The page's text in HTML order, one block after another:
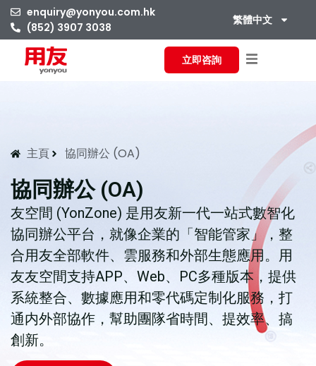
enquiry@yonyou.com.hk
(852) 3907 3038
繁體中文
立即咨詢
主頁 協同辦公 (OA)
協同辦公 (OA)
友空間 (YonZone) 是用友新一代一站式數智化
協同辦公平台，就像企業的「智能管家」，整
合用友全部軟件、雲服務和外部生態應用。用
友友空間支持APP、Web、PC多種版本，提供
系統整合、數據應用和零代碼定制化服務，打
通内外部協作，幫助團隊省時間、提效率、搞
創新。